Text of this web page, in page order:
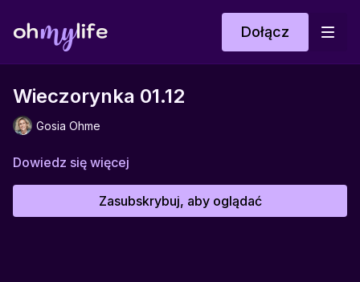
Dołącz
Wieczorynka 01.12
Gosia Ohme
Dowiedz się więcej
Zasubskrybuj, aby oglądać